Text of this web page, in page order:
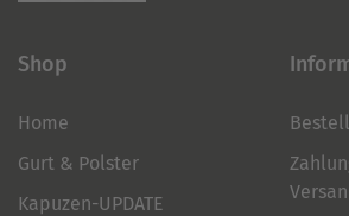
Shop
Home
Gurt & Polster
Kapuzen-UPDATE